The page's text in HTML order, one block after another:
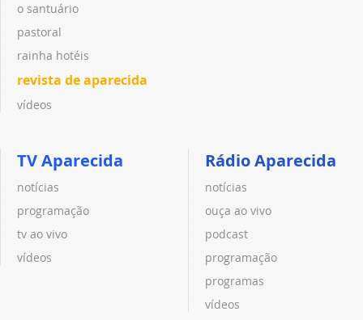
o santuário
pastoral
rainha hotéis
revista de aparecida
vídeos
TV Aparecida
notícias
programação
tv ao vivo
vídeos
Rádio Aparecida
notícias
ouça ao vivo
podcast
programação
programas
vídeos